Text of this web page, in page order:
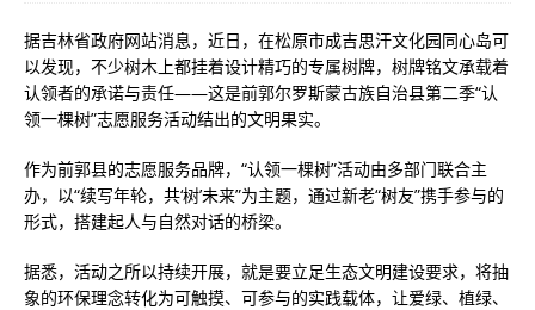
据吉林省政府网站消息，近日，在松原市成吉思汗文化园同心岛可
以发现，不少树木上都挂着设计精巧的专属树牌，树牌铭文承载着
认领者的承诺与责任——这是前郭尔罗斯蒙古族自治县第二季“认
领一棵树”志愿服务活动结出的文明果实。
作为前郭县的志愿服务品牌，“认领一棵树”活动由多部门联合主
办，以“续写年轮，共‘树’未来”为主题，通过新老“树友”携手参与的
形式，搭建起人与自然对话的桥梁。
据悉，活动之所以持续开展，就是要立足生态文明建设要求，将抽
象的环保理念转化为可触摸、可参与的实践载体，让爱绿、植绿、